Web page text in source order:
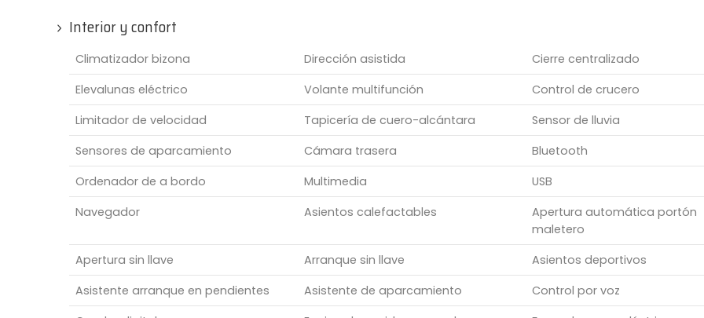
Interior y confort
Climatizador bizona Dirección asistida
Cierre centralizado
Elevalunas eléctrico
Volante multifunción
Control de crucero
Limitador de velocidad
Tapicería de cuero-alcántara
Sensor de lluvia
Sensores de aparcamiento
Cámara trasera
Bluetooth
Ordenador de a bordo
Multimedia
USB
Navegador
Asientos calefactables
Apertura automática portón
maletero
Apertura sin llave
Arranque sin llave
Asientos deportivos
Asistente arranque en pendientes
Asistente de aparcamiento
Control por voz